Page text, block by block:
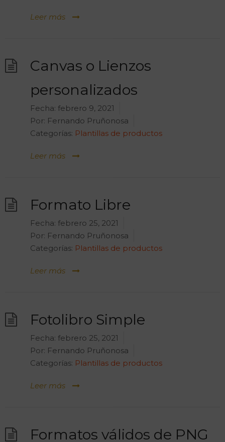
Leer más
Canvas o Lienzos
personalizados
Fecha: febrero 9, 2021
Por: Fernando Pruñonosa
Categorías: Plantillas de productos
Leer más
Formato Libre
Fecha: febrero 25, 2021
Por: Fernando Pruñonosa
Categorías: Plantillas de productos
Leer más
Fotolibro Simple
Fecha: febrero 25, 2021
Por: Fernando Pruñonosa
Categorías: Plantillas de productos
Leer más
Formatos válidos de PNG